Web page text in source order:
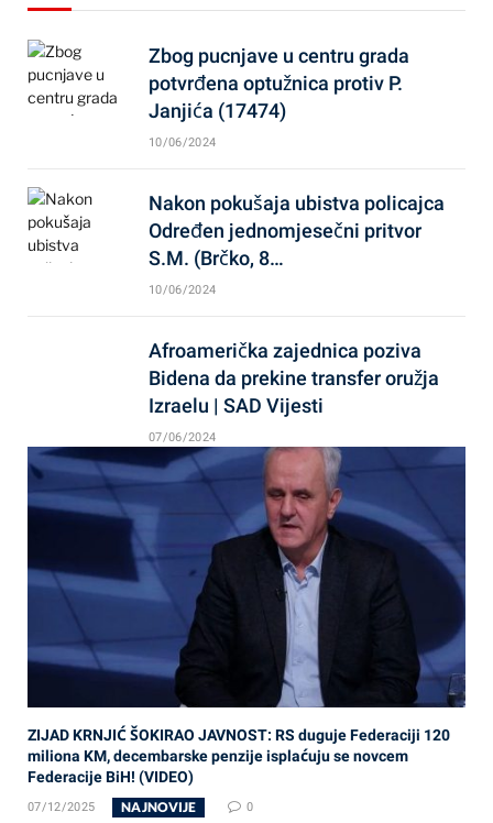
Zbog pucnjave u centru grada
potvrđena optužnica protiv P.
Janjića (17474)
10/06/2024
Nakon pokušaja ubistva policajca
Određen jednomjesečni pritvor
S.M. (Brčko, 8…
10/06/2024
Afroamerička zajednica poziva
Bidena da prekine transfer oružja
Izraelu | SAD Vijesti
07/06/2024
ZIJAD KRNJIĆ ŠOKIRAO JAVNOST: RS duguje Federaciji 120
miliona KM, decembarske penzije isplaćuju se novcem
Federacije BiH! (VIDEO)
07/12/2025 NAJNOVIJE 0